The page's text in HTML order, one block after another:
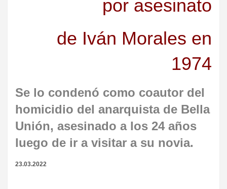
por asesinato
de Iván Morales en
1974
Se lo condenó como coautor del
homicidio del anarquista de Bella
Unión, asesinado a los 24 años
luego de ir a visitar a su novia.
23.03.2022